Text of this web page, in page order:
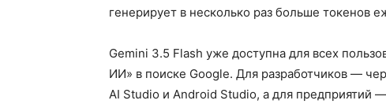
генерирует в несколько раз больше токенов
Gemini 3.5 Flash уже доступна для всех
ИИ» в поиске Google. Для разработчиков —
AI Studio и Android Studio, а для предприятий